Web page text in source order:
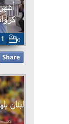
1
لبنان